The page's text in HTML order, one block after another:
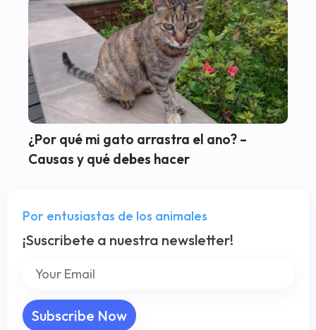
¿Por qué mi gato arrastra el ano? –
Causas y qué debes hacer
Por entusiastas de los animales
¡Suscribete a nuestra newsletter!